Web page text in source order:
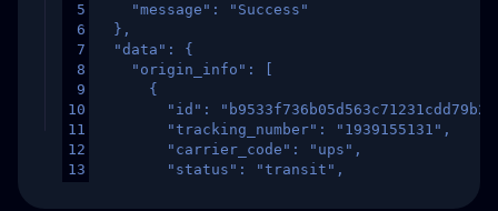
5
6
7
8
9
10
11
12
13
    "message": "Success"
  },
  "data": {
    "origin_info": [
      {
"id":
        "tracking_number": "1939155131",
        "carrier_code": "ups",
        "status": "transit",